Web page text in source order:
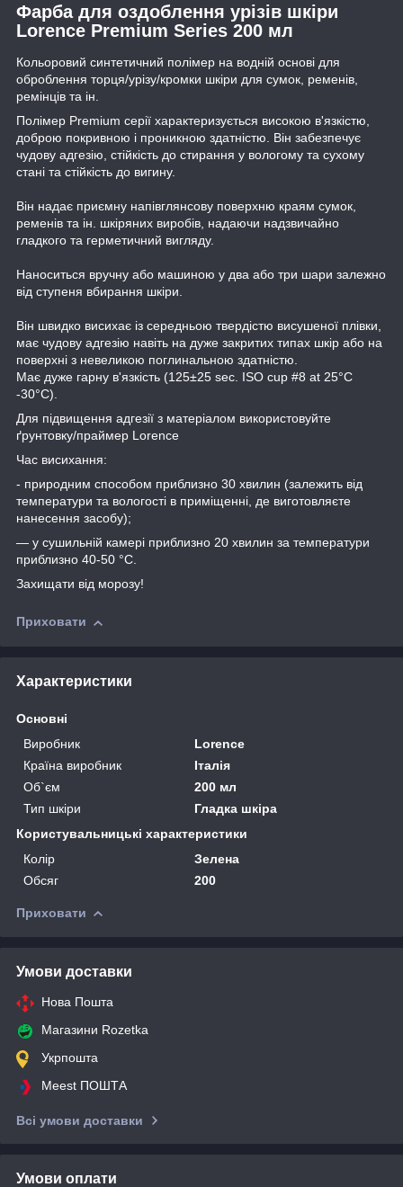
Фарба для оздоблення урізів шкіри
Lorence Premium Series 200 мл
Кольоровий синтетичний полімер на водній основі для
оброблення торця/урізу/кромки шкіри для сумок, ременів,
ремінців та ін.
Полімер Premium серії характеризується високою в'язкістю,
доброю покривною і проникною здатністю. Він забезпечує
чудову адгезію, стійкість до стирання у вологому та сухому
стані та стійкість до вигину.
Він надає приємну напівглянсову поверхню краям сумок,
ременів та ін. шкіряних виробів, надаючи надзвичайно
гладкого та герметичний вигляду.
Наноситься вручну або машиною у два або три шари залежно
від ступеня вбирання шкіри.
Він швидко висихає із середньою твердістю висушеної плівки,
має чудову адгезію навіть на дуже закритих типах шкір або на
поверхні з невеликою поглинальною здатністю.
Має дуже гарну в'язкість (125±25 sec. ISO cup #8 at 25°C
-30°C).
Для підвищення адгезії з матеріалом використовуйте
ґрунтовку/праймер Lorence
Час висихання:
- природним способом приблизно 30 хвилин (залежить від
температури та вологості в приміщенні, де виготовляєте
нанесення засобу);
— у сушильній камері приблизно 20 хвилин за температури
приблизно 40-50 °C.
Захищати від морозу!
Приховати
Характеристики
Основні
Виробник
Lorence
Країна виробник
Італія
Об`єм
200 мл
Тип шкіри
Гладка шкіра
Користувальницькі характеристики
Колір
Зелена
Обсяг
200
Приховати
Умови доставки
Нова Пошта
Магазини Rozetka
Укрпошта
Meest ПОШТА
Всі умови доставки
Умови оплати